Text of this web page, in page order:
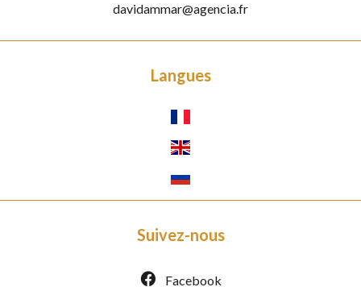
davidammar@agencia.fr
Langues
Suivez-nous
Facebook